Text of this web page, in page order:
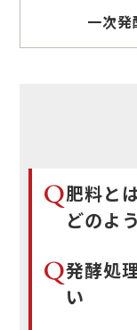
一次
Q肥料と
どのよ
Q発酵処
い